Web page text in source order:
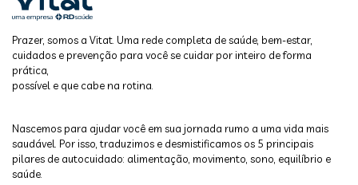
Prazer, somos a Vitat. Uma rede completa de saúde, bem-estar,
cuidados e prevenção para você se cuidar por inteiro de forma
prática,
possível e que cabe na rotina.
Nascemos para ajudar você em sua jornada rumo a uma vida mais
saudável. Por isso, traduzimos e desmistificamos os 5 principais
pilares de autocuidado: alimentação, movimento, sono, equilíbrio e
saúde.